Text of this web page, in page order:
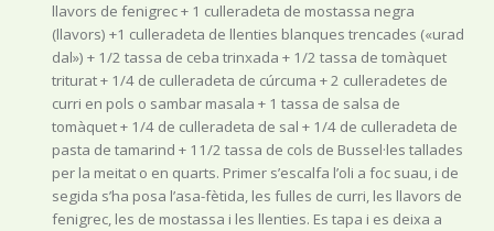
llavors de fenigrec + 1 culleradeta de mostassa negra
(llavors) +1 culleradeta de llenties blanques trencades («urad
dal») + 1/2 tassa de ceba trinxada + 1/2 tassa de tomàquet
triturat + 1/4 de culleradeta de cúrcuma + 2 culleradetes de
curri en pols o sambar masala + 1 tassa de salsa de
tomàquet + 1/4 de culleradeta de sal + 1/4 de culleradeta de
pasta de tamarind + 11/2 tassa de cols de Bussel·les tallades
per la meitat o en quarts. Primer s’escalfa l’oli a foc suau, i de
segida s’ha posa l’asa-fètida, les fulles de curri, les llavors de
fenigrec, les de mostassa i les llenties. Es tapa i es deixa a